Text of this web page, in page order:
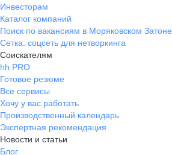
Инвесторам
Каталог компаний
Поиск по вакансиям в Моряковском Затоне
Сетка: соцсеть для нетворкинга
Соискателям
hh PRO
Готовое резюме
Все сервисы
Хочу у вас работать
Производственный календарь
Экспертная рекомендация
Новости и статьи
Блог